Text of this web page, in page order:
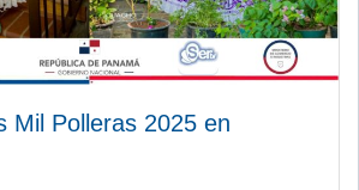
Mil Polleras 2025 en